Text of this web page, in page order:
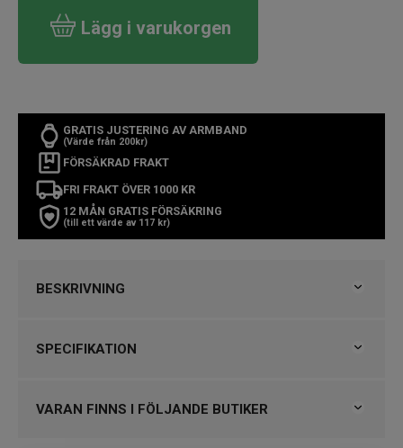
Lägg i varukorgen
GRATIS JUSTERING AV ARMBAND
(Värde från 200kr)
FÖRSÄKRAD FRAKT
FRI FRAKT ÖVER 1000 KR
12 MÅN GRATIS FÖRSÄKRING
(till ett värde av 117 kr)
BESKRIVNING
mm långt. Inkludera boetten när du mäter för att
Bara byt och klicka fast de utbytbara armbanden på din
SPECIFIKATION
Kollektion
Övriga Garmin
VARAN FINNS I FÖLJANDE BUTIKER